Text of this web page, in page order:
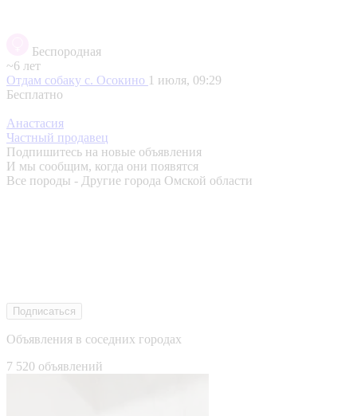
Беспородная
~6 лет
Отдам собаку с. Осокино 1 июля, 09:29
Бесплатно
Анастасия
Частный продавец
Подпишитесь на новые объявления
И мы сообщим, когда они появятся
Все породы - Другие города Омской области
Подписаться
Объявления в соседних городах
7 520 объявлений